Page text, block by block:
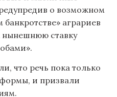
о возможном
банкротстве» аграриев
нынешнюю ставку
что речь пока только
и призвали